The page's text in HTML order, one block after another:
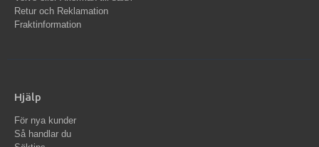
Retur och Reklamation
Fraktinformation
Hjälp
För nya kunder
Så handlar du